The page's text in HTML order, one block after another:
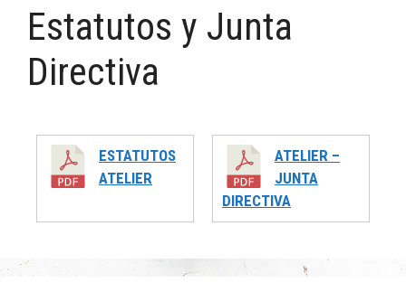
Estatutos y Junta
Directiva
ESTATUTOS
ATELIER
ATELIER –
JUNTA
DIRECTIVA